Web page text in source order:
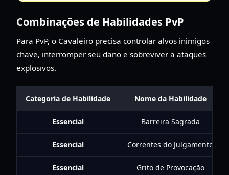
Combinações de Habilidades PvP
Para PvP, o Cavaleiro precisa controlar alvos inimigos
chave, interromper seu dano e sobreviver a ataques
explosivos.
Categoria de Habilidade Nome da Habilidade
Essencial Barreira Sagrada
Essencial Correntes do Julgamento
Essencial Grito de Provocação